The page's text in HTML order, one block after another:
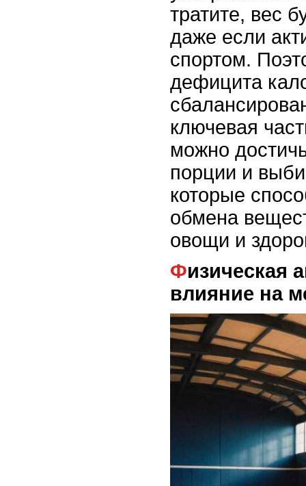
тратите, вес
даже если
спортом.
дефицита
ключевая
можно
порции и
которые
обмена
овощи и
Физическая активность и ее
влияние на